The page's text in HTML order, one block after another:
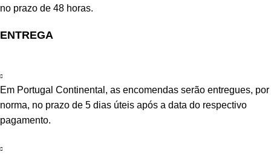
no prazo de 48 horas.
ENTREGA
Em Portugal Continental, as encomendas serão entregues, por
norma, no prazo de 5 dias úteis após a data do respectivo
pagamento.